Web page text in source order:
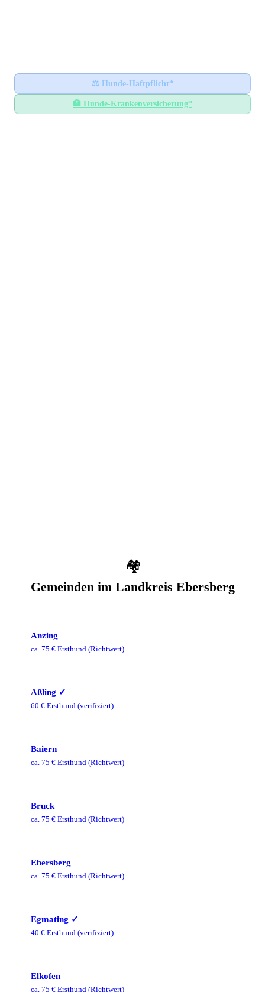
⚖️ Hunde-Haftpflicht*
🏥 Hunde-Krankenversicherung*
🏘️
Gemeinden im Landkreis Ebersberg
Anzing
ca. 75 € Ersthund (Richtwert)
Aßling ✓
60 € Ersthund (verifiziert)
Baiern
ca. 75 € Ersthund (Richtwert)
Bruck
ca. 75 € Ersthund (Richtwert)
Ebersberg
ca. 75 € Ersthund (Richtwert)
Egmating ✓
40 € Ersthund (verifiziert)
Elkofen
ca. 75 € Ersthund (Richtwert)